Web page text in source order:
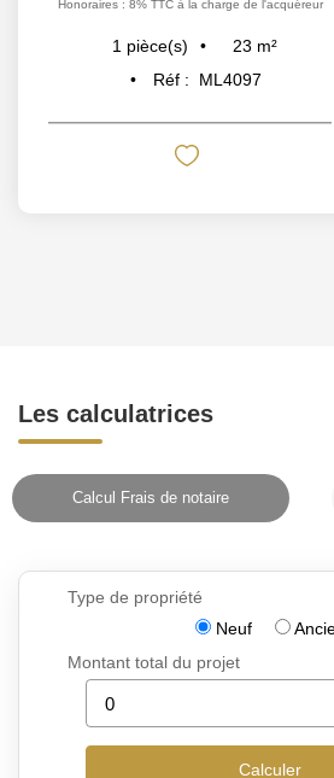
Honoraires : 8% TTC à la charge de l'acquéreur
1 pièce(s) 23 m²
Réf :
ML4097
Les calculatrices
Calcul Frais de notaire